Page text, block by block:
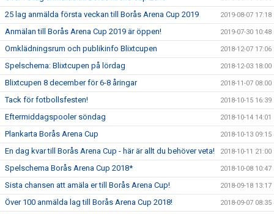
25 lag anmälda första veckan till Borås Arena Cup 2019 2019-08-07 17:18
Anmälan till Borås Arena Cup 2019 är öppen! 2019-07-30 10:48
Omklädningsrum och publikinfo Blixtcupen 2018-12-07 17:06
Spelschema: Blixtcupen på lördag 2018-12-03 18:00
Blixtcupen 8 december för 6-8 åringar 2018-11-07 08:00
Tack för fotbollsfesten! 2018-10-15 16:39
Eftermiddagspooler söndag 2018-10-14 14:01
Plankarta Borås Arena Cup 2018-10-13 09:15
En dag kvar till Borås Arena Cup - här är allt du behöver veta! 2018-10-11 21:00
Spelschema Borås Arena Cup 2018* 2018-10-08 10:47
Sista chansen att amäla er till Borås Arena Cup! 2018-09-18 13:17
Över 100 anmälda lag till Borås Arena Cup 2018! 2018-09-07 08:35